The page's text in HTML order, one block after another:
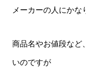
メーカーの人にか
商品名やお値段など
いのですが